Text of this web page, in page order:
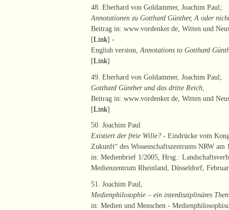
48. Eberhard von Goldammer, Joachim Paul;
Annotationen zu Gotthard Günther, A oder
Beitrag in: www.vordenker.de, Witten und
[Link] -
English version, Annotations to Gotthard
[Link]
49. Eberhard von Goldammer, Joachim Paul;
Gotthard Günther und das dritte Reich
Beitrag in: www.vordenker.de, Witten und
[Link]
50. Joachim Paul
Existiert der freie Wille? - Eindrücke vom
Zukunft“ des Wissenschaftszentrums NRW am
in: Medienbrief 1/2005, Hrsg.:
Medienzentrum Rheinland, Düsseldorf,
51. Joachim Paul,
Medienphilosophie – ein interdisziplinäres
in: Medien und Menschen -